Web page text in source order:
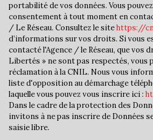
Bureau de poste
Mairie
Presse et Tabac
statistiques
Nombre d'habitants
portabilité de vos données. Vous
consentement à tout moment en
/ Le Réseau. Consultez le sitehttps://
d’informations sur vos droits. Si vous
contacté l'Agence / le Réseau, que vos
Libertés » ne sont pas respectés, vous
réclamation à la CNIL. Nous vous
liste d'opposition au démarchage
laquelle vous pouvez vous inscrire ici :
Dans le cadre de la protection des
invitons à ne pas inscrire de Données
saisie libre.